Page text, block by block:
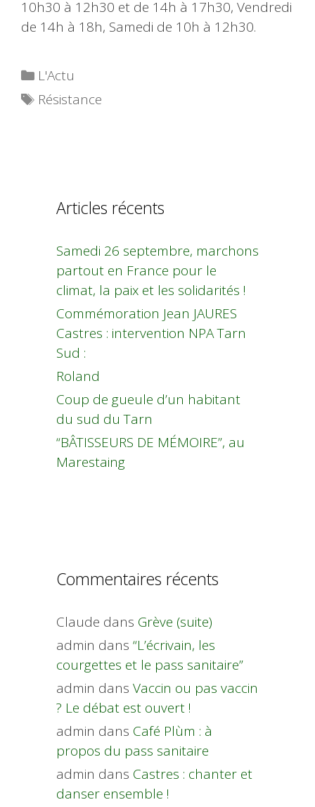
10h30 à 12h30 et de 14h à 17h30, Vendredi
de 14h à 18h, Samedi de 10h à 12h30.
Catégories
L'Actu
Étiquettes
Résistance
Articles récents
Samedi 26 septembre, marchons
partout en France pour le
climat, la paix et les solidarités !
Commémoration Jean JAURES
Castres : intervention NPA Tarn
Sud :
Roland
Coup de gueule d’un habitant
du sud du Tarn
“BÂTISSEURS DE MÉMOIRE”, au
Marestaing
Commentaires récents
Claude dans Grève (suite)
admin dans “L’écrivain, les
courgettes et le pass sanitaire”
admin dans Vaccin ou pas vaccin
? Le débat est ouvert !
admin dans Café Plùm : à
propos du pass sanitaire
admin dans Castres : chanter et
danser ensemble !